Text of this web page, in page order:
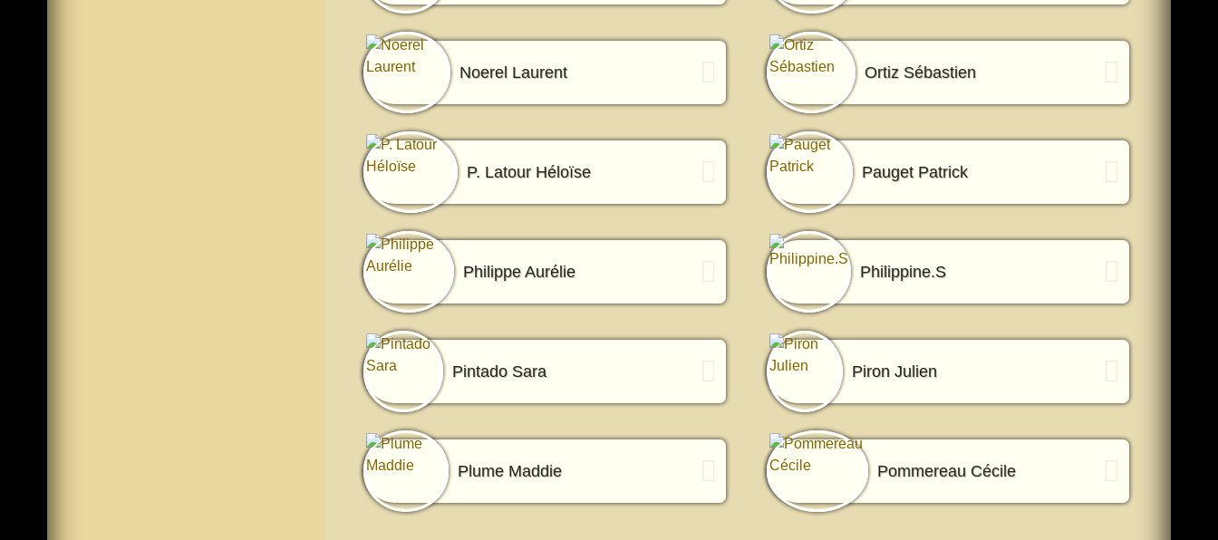
Noerel Laurent Ortiz Sébastien
P. Latour Héloïse Pauget Patrick
Philippe Aurélie Philippine.S
Pintado Sara Piron Julien
Plume Maddie Pommereau Cécile